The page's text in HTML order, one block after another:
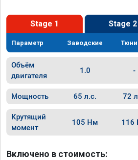
Stage 1 Stage 2
Параметр Заводские
Объём
двигателя
1.0 -
Мощность 65 л.с. 72
Крутящий
момент
105 Нм 116
Включено в стоимость: